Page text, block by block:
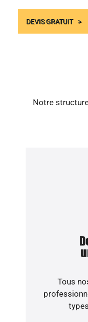
DEVIS GRATUIT
Notre
Tous